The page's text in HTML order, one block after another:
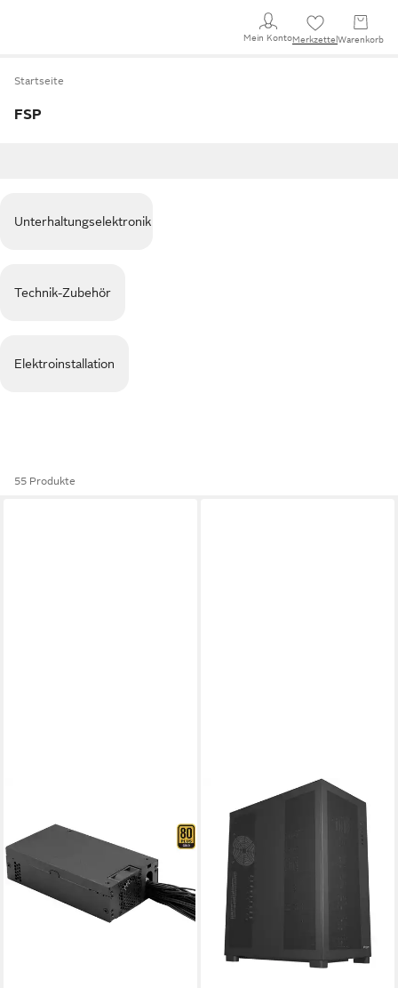
Mein KontoMerkzettel Warenkorb
Startseite
FSP
Unterhaltungselektronik
Technik-Zubehör
Elektroinstallation
55 Produkte